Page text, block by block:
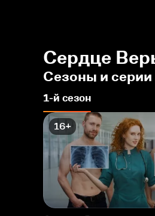
Сердце
Сезоны и серии
1-й сезон
16+